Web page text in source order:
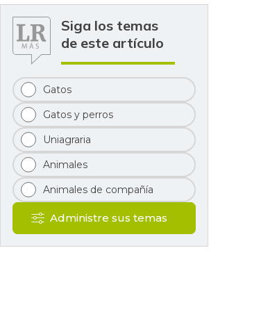
Siga los temas
de este artículo
Gatos
Gatos y perros
Uniagraria
Animales
Animales de compañía
Administre sus temas